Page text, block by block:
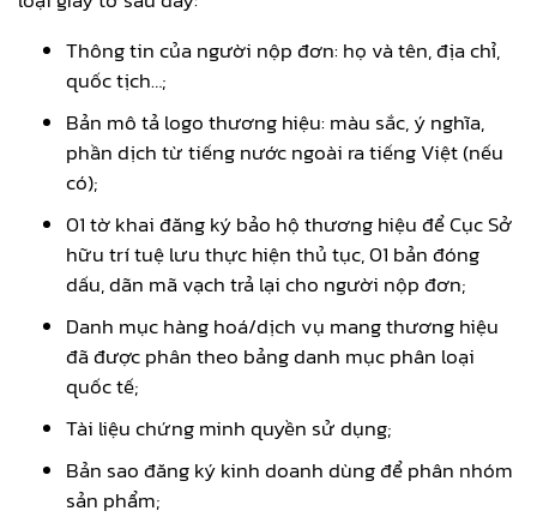
Thông tin của người nộp đơn: họ và tên, địa chỉ,
quốc tịch…;
Bản mô tả logo thương hiệu: màu sắc, ý nghĩa,
phần dịch từ tiếng nước ngoài ra tiếng Việt (nếu
có);
01 tờ khai đăng ký bảo hộ thương hiệu để Cục Sở
hữu trí tuệ lưu thực hiện thủ tục, 01 bản đóng
dấu, dãn mã vạch trả lại cho người nộp đơn;
Danh mục hàng hoá/dịch vụ mang thương hiệu
đã được phân theo bảng danh mục phân loại
quốc tế;
Tài liệu chứng minh quyền sử dụng;
Bản sao đăng ký kinh doanh dùng để phân nhóm
sản phẩm;